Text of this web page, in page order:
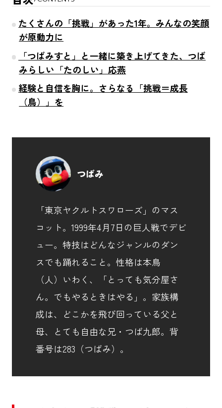
たくさんの「挑戦」があった1年。みんなの笑顔
が原動力に
「つばみすと」と一緒に築き上げてきた、つば
みらしい「たのしい」応燕
経験と自信を胸に。さらなる「挑戦＝成長
（鳥）」を
つばみ
「東京ヤクルトスワローズ」のマス
コット。1999年4月7日の巨人戦でデビ
ュー。特技はどんなジャンルのダン
スでも踊れること。性格は本鳥
（人）いわく、「とっても気分屋さ
ん。でもやるときはやる」。家族構
成は、どこかを飛び回っている父と
母、とても自由な兄・つば九郎。背
番号は283（つばみ）。